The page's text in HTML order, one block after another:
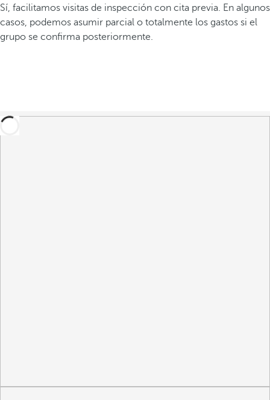
Sí, facilitamos visitas de inspección con cita previa. En algunos
casos, podemos asumir parcial o totalmente los gastos si el
grupo se confirma posteriormente.